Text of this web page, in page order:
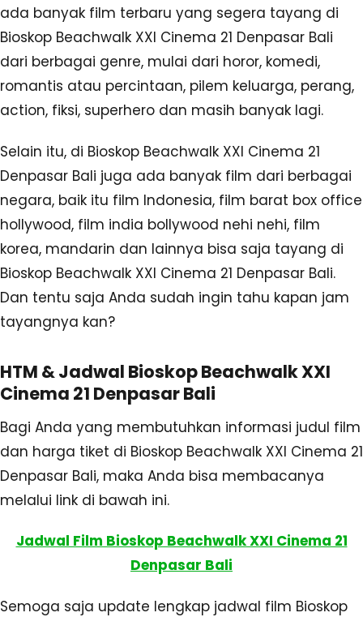
ada banyak film terbaru yang segera tayang di
Bioskop Beachwalk XXI Cinema 21 Denpasar Bali
dari berbagai genre, mulai dari horor, komedi,
romantis atau percintaan, pilem keluarga, perang,
action, fiksi, superhero dan masih banyak lagi.
Selain itu, di Bioskop Beachwalk XXI Cinema 21
Denpasar Bali juga ada banyak film dari berbagai
negara, baik itu film Indonesia, film barat box office
hollywood, film india bollywood nehi nehi, film
korea, mandarin dan lainnya bisa saja tayang di
Bioskop Beachwalk XXI Cinema 21 Denpasar Bali.
Dan tentu saja Anda sudah ingin tahu kapan jam
tayangnya kan?
HTM & Jadwal Bioskop Beachwalk XXI
Cinema 21 Denpasar Bali
Bagi Anda yang membutuhkan informasi judul film
dan harga tiket di Bioskop Beachwalk XXI Cinema 21
Denpasar Bali, maka Anda bisa membacanya
melalui link di bawah ini.
Jadwal Film Bioskop Beachwalk XXI Cinema 21
Denpasar Bali
Semoga saja update lengkap jadwal film Bioskop